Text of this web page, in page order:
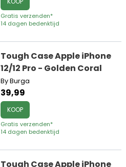
Gratis verzenden*
14 dagen bedenktijd
Tough Case Apple iPhone
12/12 Pro - Golden Coral
By Burga
39,99
KOOP
Gratis verzenden*
14 dagen bedenktijd
Tough Case Apple iPhone